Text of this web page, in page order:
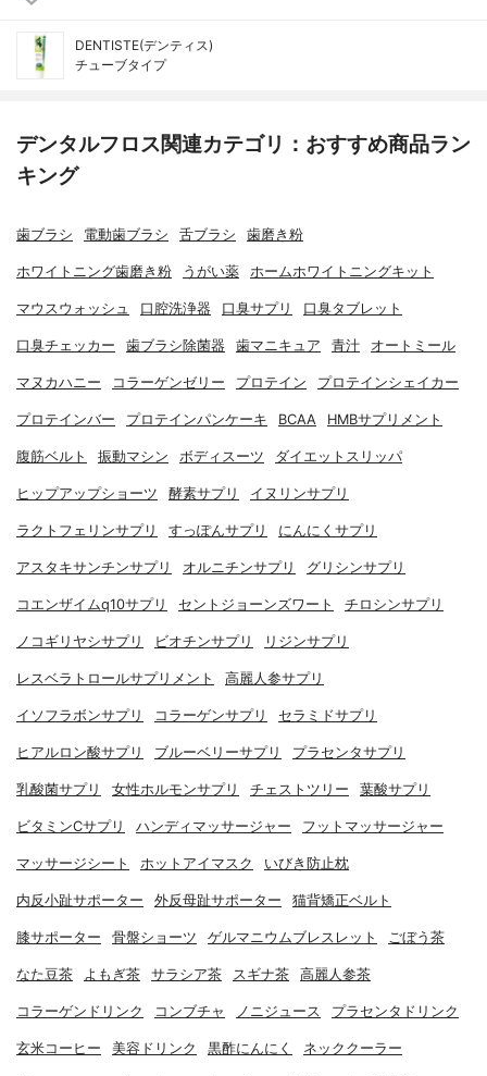
DENTISTE(デンティス)
チューブタイプ
デンタルフロス関連カテゴリ：おすすめ商品ラン
キング
歯ブラシ 電動歯ブラシ 舌ブラシ 歯磨き粉
ホワイトニング歯磨き粉 うがい薬 ホームホワイトニングキット
マウスウォッシュ 口腔洗浄器 口臭サプリ 口臭タブレット
口臭チェッカー 歯ブラシ除菌器 歯マニキュア 青汁 オートミール
マヌカハニー コラーゲンゼリー プロテイン プロテインシェイカー
プロテインバー プロテインパンケーキ BCAA HMBサプリメント
腹筋ベルト 振動マシン ボディスーツ ダイエットスリッパ
ヒップアップショーツ 酵素サプリ イヌリンサプリ
ラクトフェリンサプリ すっぽんサプリ にんにくサプリ
アスタキサンチンサプリ オルニチンサプリ グリシンサプリ
コエンザイムq10サプリ セントジョーンズワート チロシンサプリ
ノコギリヤシサプリ ビオチンサプリ リジンサプリ
レスベラトロールサプリメント 高麗人参サプリ
イソフラボンサプリ コラーゲンサプリ セラミドサプリ
ヒアルロン酸サプリ ブルーベリーサプリ プラセンタサプリ
乳酸菌サプリ 女性ホルモンサプリ チェストツリー 葉酸サプリ
ビタミンCサプリ ハンディマッサージャー フットマッサージャー
マッサージシート ホットアイマスク いびき防止枕
内反小趾サポーター 外反母趾サポーター 猫背矯正ベルト
膝サポーター 骨盤ショーツ ゲルマニウムブレスレット ごぼう茶
なた豆茶 よもぎ茶 サラシア茶 スギナ茶 高麗人参茶
コラーゲンドリンク コンブチャ ノニジュース プラセンタドリンク
玄米コーヒー 美容ドリンク 黒酢にんにく ネッククーラー